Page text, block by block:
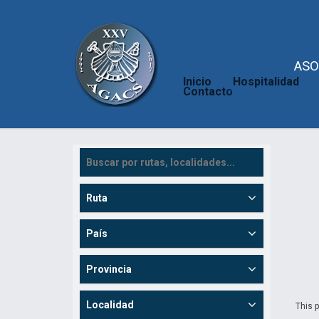
Inicio Hospitalidad
Contacto
This
Ruta
País
Provincia
Localidad